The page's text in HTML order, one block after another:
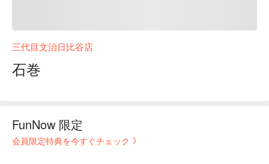
三代目文治日比谷店
石巻
FunNow 限定
会員限定特典を今すぐチェック